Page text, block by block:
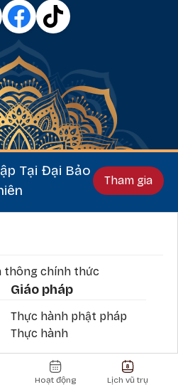
Tại Đại Bảo
Tham gia
thông chính thức
Giáo pháp
Thực hành phật pháp
Thực hành
Hoạt động Lịch vũ trụ